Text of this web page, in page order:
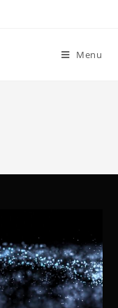
Menu